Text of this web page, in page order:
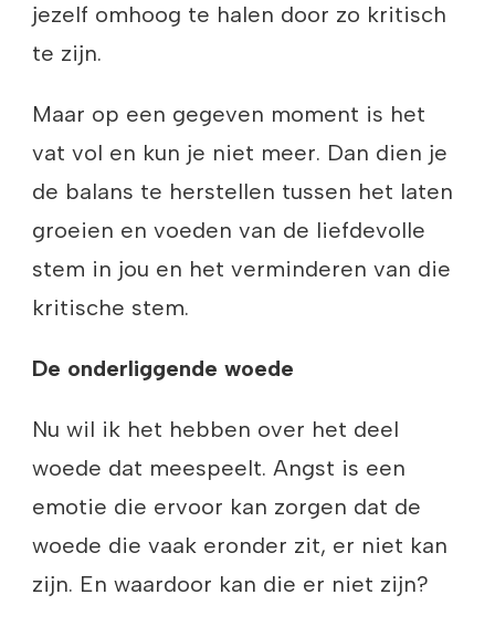
jezelf omhoog te halen door zo kritisch
te zijn.
Maar op een gegeven moment is het
vat vol en kun je niet meer. Dan dien je
de balans te herstellen tussen het laten
groeien en voeden van de liefdevolle
stem in jou en het verminderen van die
kritische stem.
De onderliggende woede
Nu wil ik het hebben over het deel
woede dat meespeelt. Angst is een
emotie die ervoor kan zorgen dat de
woede die vaak eronder zit, er niet kan
zijn. En waardoor kan die er niet zijn?